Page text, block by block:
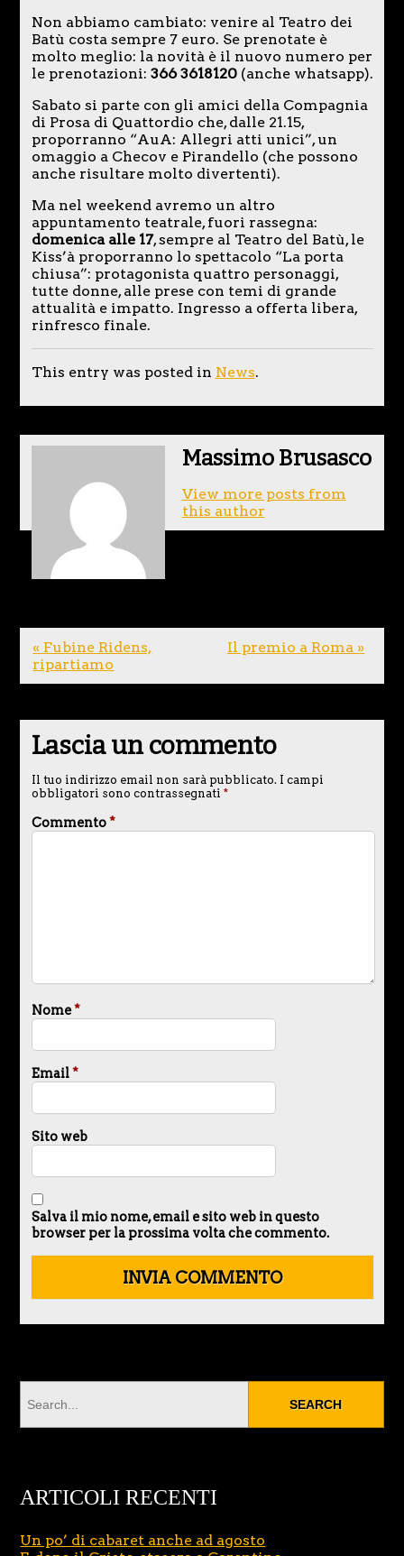
Non abbiamo cambiato: venire al Teatro dei
Batù costa sempre 7 euro. Se prenotate è
molto meglio: la novità è il nuovo numero per
le prenotazioni: 366 3618120(anche whatsapp).
Sabato si parte con gli amici della Compagnia
di Prosa di Quattordio che, dalle 21.15,
proporranno “AuA: Allegri atti unici”, un
omaggio a Checov e Pirandello (che possono
anche risultare molto divertenti).
Ma nel weekend avremo un altro
appuntamento teatrale, fuori rassegna:
domenica alle 17, sempre al Teatro del Batù, le
Kiss’à proporranno lo spettacolo “La porta
chiusa”: protagonista quattro personaggi,
tutte donne, alle prese con temi di grande
attualità e impatto. Ingresso a offerta libera,
rinfresco finale.
This entry was posted in News.
Massimo Brusasco
View more posts from
this author
« Fubine Ridens,
ripartiamo
Il premio a Roma »
Lascia un commento
Il tuo indirizzo email non sarà pubblicato. I campi
obbligatori sono contrassegnati *
Commento*
Nome*
Email*
Sito web
Salva il mio nome, email e sito web in questo
browser per la prossima volta che commento.
ARTICOLI RECENTI
Un po’ di cabaret anche ad agosto